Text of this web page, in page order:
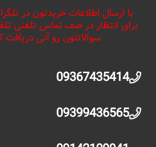
با ارسال اطلاعات خریدتون در
برای انتظار در صف تماس تلفنی
سوالاتتون رو آنی دریافت
09367435414
09399436565